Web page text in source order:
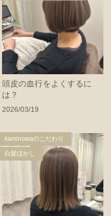
頭皮の血行をよくするに
は？
2026/03/19
kaminowaのこだわり
白髪ぼかし